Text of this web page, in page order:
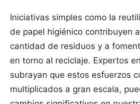
Iniciativas simples como la
de papel higiénico contribuyen
cantidad de residuos y a
en torno al reciclaje. Expertos
subrayan que estos esfuerzos
multiplicados a gran escala,